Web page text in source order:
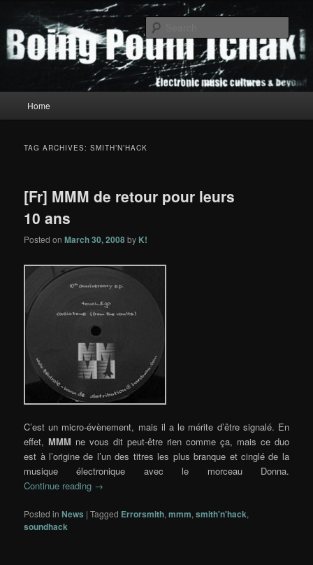
primary
content
secondary
contentBoing Poum Tchak!
Home
TAG ARCHIVES:SMITH’N’HACK
[Fr] MMM de retour pour leurs
10 ans
Posted onMarch 30, 2008by K!
C’est un micro-évènement, mais il a le mérite d’être signalé. En
effet,MMM ne vous dit peut-être rien comme ça, mais ce duo
est à l’origine de l’un des titres les plus branque et cinglé de la
musique électronique avec le morceau Donna.
Continue reading →
Posted in News |Tagged Errorsmith,mmm,smith'n'hack,
soundhack